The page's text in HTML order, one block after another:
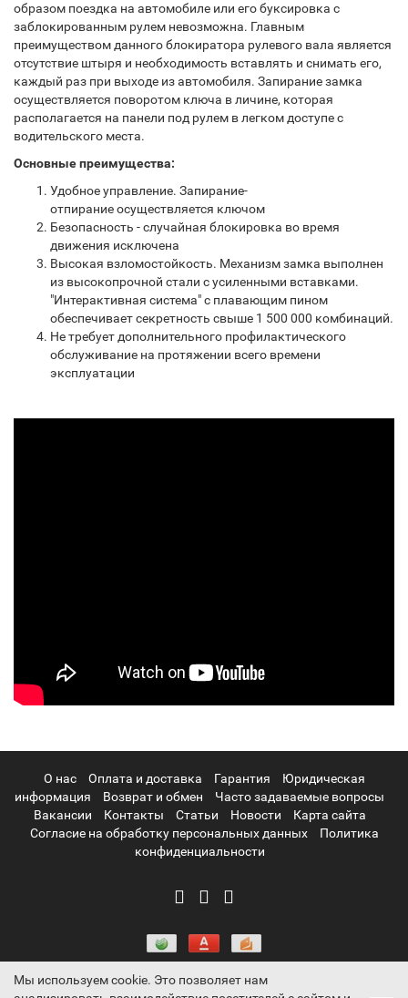
образом поездка на автомобиле или его буксировка с
заблокированным рулем невозможна. Главным
преимуществом данного блокиратора рулевого вала является
отсутствие штыря и необходимость вставлять и снимать его,
каждый раз при выходе из автомобиля. Запирание замка
осуществляется поворотом ключа в личине, которая
располагается на панели под рулем в легком доступе с
водительского места.
Основные преимущества:
Удобное управление. Запирание-
отпирание осуществляется ключом
Безопасность - случайная блокировка во время
движения исключена
Высокая взломостойкость. Механизм замка выполнен
из высокопрочной стали с усиленными вставками.
"Интерактивная система" с плавающим пином
обеспечивает секретность свыше 1 500 000 комбинаций.
Не требует дополнительного профилактического
обслуживание на протяжении всего времени
эксплуатации
О нас Оплата и доставка Гарантия
Юридическая
информация
Возврат и обмен
Часто задаваемые вопросы
Вакансии
Контакты Статьи Новости
Карта сайта
Согласие на обработку персональных данных
Политика
конфиденциальности
Мы используем cookie. Это позволяет нам